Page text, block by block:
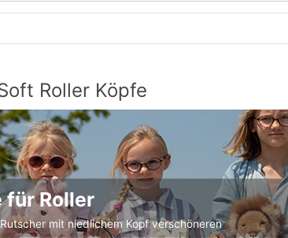
Roller Köpfe
für Roller
mit niedlichem Kopf verschöneren